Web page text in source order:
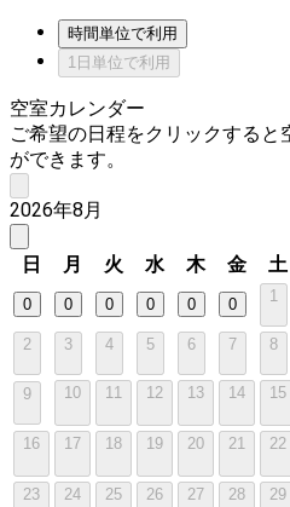
時間単位で利用
1日単位で利用
空室カレンダー
ご希望の日程をクリックすると
ができます。
2026年8月
日 月 火 水 木 金 土
0 0 0 0 0 0 1
2 3 4 5 6 7 8
9 10 11 12 13 14 15
16 17 18 19 20 21 22
23 24 25 26 27 28 29